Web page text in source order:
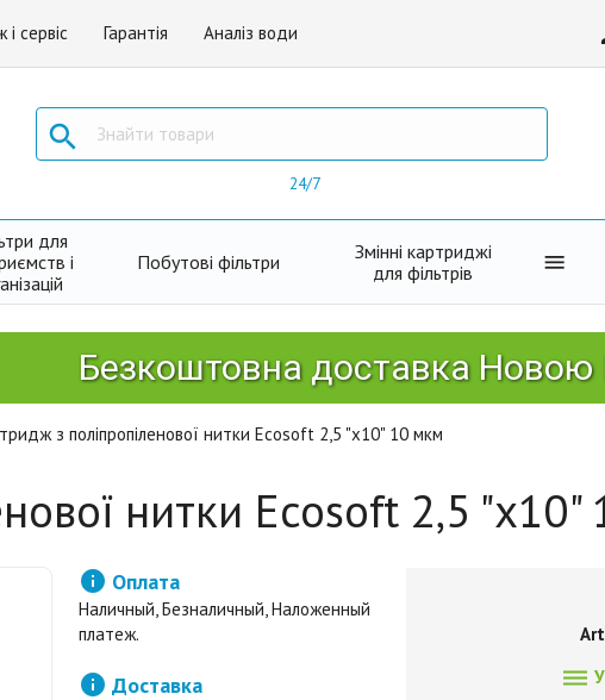
сервіс Гарантія Аналіз води

24/7
для
і
Побутові фільтри
Змінні картриджі
для фільтрів

Безкоштовна доставка Новою
з поліпропіленової нитки Ecosoft 2,5 "x10" 10 мкм
нитки Ecosoft 2,5

 Оплата
Наличный, Безналичный, Наложенный
платеж.
 Доставка